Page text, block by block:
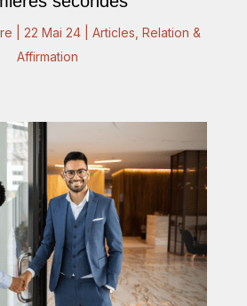
22 Mai 24| Articles Relation &
Affirmation